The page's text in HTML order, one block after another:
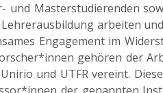
Masterstudierenden
arbeiten
Engagement im
gehören der
und UTFR vereint.